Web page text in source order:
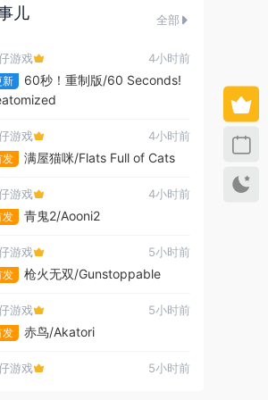
儿 全部
游戏 4小时前
新
60秒！重制版/60 Seconds!
游戏 4小时前
发 满屋猫咪/Flats Full of Cats
游戏 4小时前
发 青鬼2/Aooni2
游戏 5小时前
发 枪火无双/Gunstoppable
游戏 5小时前
发 赤鸟/Akatori
游戏 5小时前